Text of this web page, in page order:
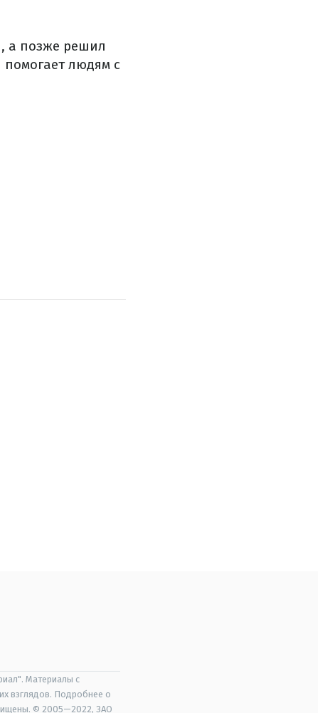
а позже решил
помогает людям с
Материалы с
взглядов. Подробнее о
© 2005—2022, ЗАО